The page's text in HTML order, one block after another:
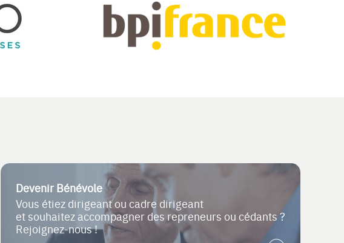
Devenir Bénévole
Vous étiez dirigeant ou cadre dirigeant
et souhaitez accompagner des repreneurs ou cédants ?
Rejoignez-nous !